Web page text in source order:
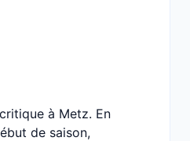
à Metz. En
de saison,